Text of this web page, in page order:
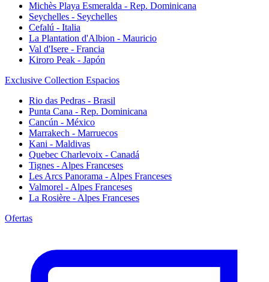
Michès Playa Esmeralda - Rep. Dominicana
Seychelles - Seychelles
Cefalú - Italia
La Plantation d'Albion - Mauricio
Val d'Isere - Francia
Kiroro Peak - Japón
Exclusive Collection Espacios
Rio das Pedras - Brasil
Punta Cana - Rep. Dominicana
Cancún - México
Marrakech - Marruecos
Kani - Maldivas
Quebec Charlevoix - Canadá
Tignes - Alpes Franceses
Les Arcs Panorama - Alpes Franceses
Valmorel - Alpes Franceses
La Rosière - Alpes Franceses
Ofertas